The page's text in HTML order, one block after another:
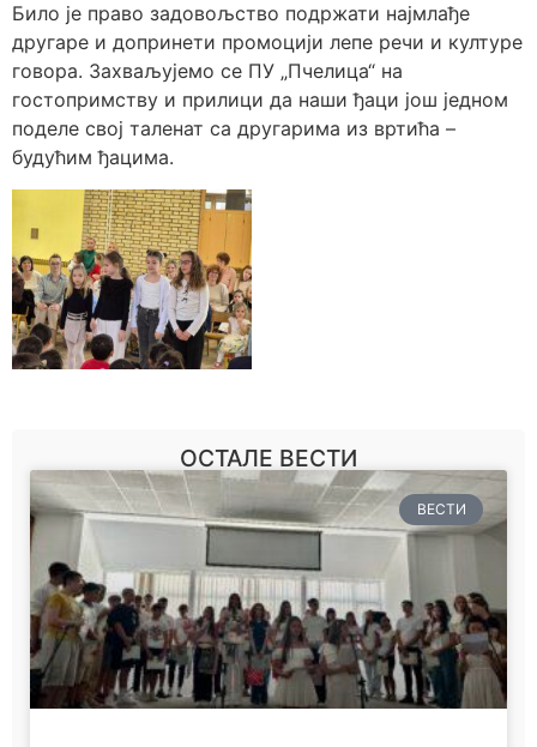
Било је право задовољство подржати најмлађе
другаре и допринети промоцији лепе речи и културе
говора. Захваљујемо се ПУ „Пчелица“ на
гостопримству и прилици да наши ђаци још једном
поделе свој таленат са другарима из вртића –
будућим ђацима.
ОСТАЛЕ ВЕСТИ
ВЕСТИ